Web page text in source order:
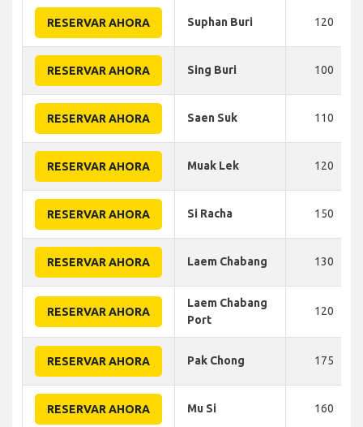
RESERVAR AHORA Suphan Buri 120
RESERVAR AHORA Sing Buri 100
RESERVAR AHORA Saen Suk 110
RESERVAR AHORA Muak Lek 120
RESERVAR AHORA Si Racha 150
RESERVAR AHORA Laem Chabang 130
RESERVAR AHORA
Laem Chabang
Port
120
RESERVAR AHORA Pak Chong 175
RESERVAR AHORA Mu Si 160